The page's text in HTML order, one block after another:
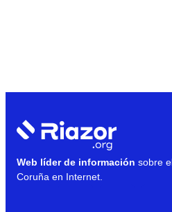
Web líder de información sobre
Coruña en Internet.